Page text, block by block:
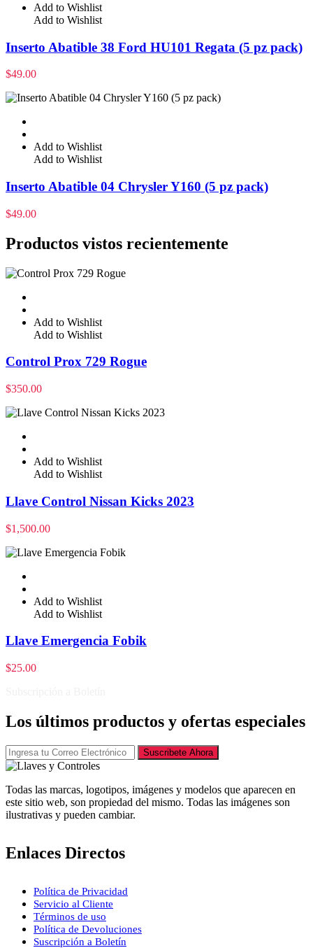
Add to Wishlist
Add to Wishlist
Inserto Abatible 38 Ford HU101 Regata (5 pz pack)
$49.00
Add to Wishlist
Add to Wishlist
Inserto Abatible 04 Chrysler Y160 (5 pz pack)
$49.00
Productos vistos recientemente
Add to Wishlist
Add to Wishlist
Control Prox 729 Rogue
$350.00
Add to Wishlist
Add to Wishlist
Llave Control Nissan Kicks 2023
$1,500.00
Add to Wishlist
Add to Wishlist
Llave Emergencia Fobik
$25.00
Los últimos productos y ofertas especiales
Suscribete Ahora
Todas las marcas, logotipos, imágenes y modelos que aparecen en
este sitio web, son propiedad del mismo. Todas las imágenes son
ilustrativas y pueden cambiar.
Enlaces Directos
Política de Privacidad
Servicio al Cliente
Términos de uso
Política de Devoluciones
Suscripción a Boletín